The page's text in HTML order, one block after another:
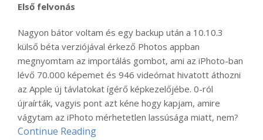
Első felvonás
Nagyon bátor voltam és egy backup után a 10.10.3
külső béta verziójával érkező Photos appban
megnyomtam az importálás gombot, ami az iPhoto-ban
lévő 70.000 képemet és 946 videómat hivatott áthozni
az Apple új távlatokat ígérő képkezelőjébe. 0-ról
újraírták, vagyis pont azt kéne hogy kapjam, amire
vágytam az iPhoto mérhetetlen lassúsága miatt, nem?
Continue Reading